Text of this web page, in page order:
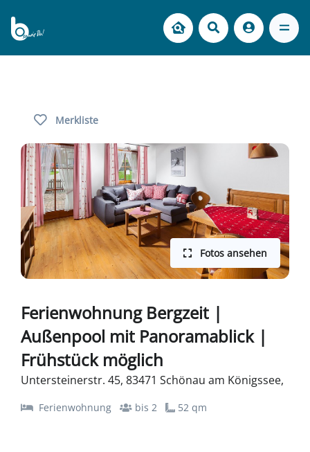
Merkliste
Fotos ansehen
Ferienwohnung Bergzeit |
Außenpool mit Panoramablick |
Frühstück möglich
Untersteinerstr. 45, 83471 Schönau am Königssee,
Ferienwohnung bis 2 52 qm